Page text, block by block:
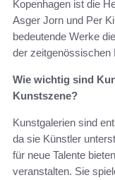
Kopenhagen ist die
Asger Jorn und Per
bedeutende Werke
der zeitgenössischen
Wie wichtig sind
Kunstszene?
Kunstgalerien sind
da sie Künstler
für neue Talente
veranstalten. Sie